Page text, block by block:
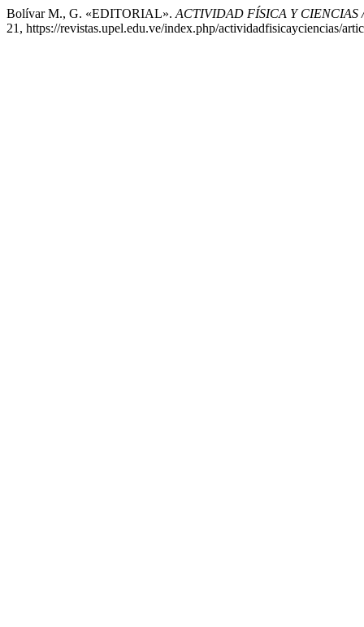
Bolívar M., G. «EDITORIAL». ACTIVIDAD FÍSICA Y CIENCIAS
21, https://revistas.upel.edu.ve/index.php/actividadfisicayciencias/